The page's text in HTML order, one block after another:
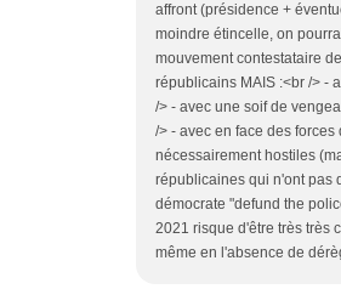
affront (présidence +
moindre étincelle, on
mouvement contestataire
républicains MAIS :<br /> -
/> - avec une soif de
/> - avec en face des forces
nécessairement hostiles
républicaines qui n'ont pas
démocrate "defund the
2021 risque d'être très très
même en l'absence de